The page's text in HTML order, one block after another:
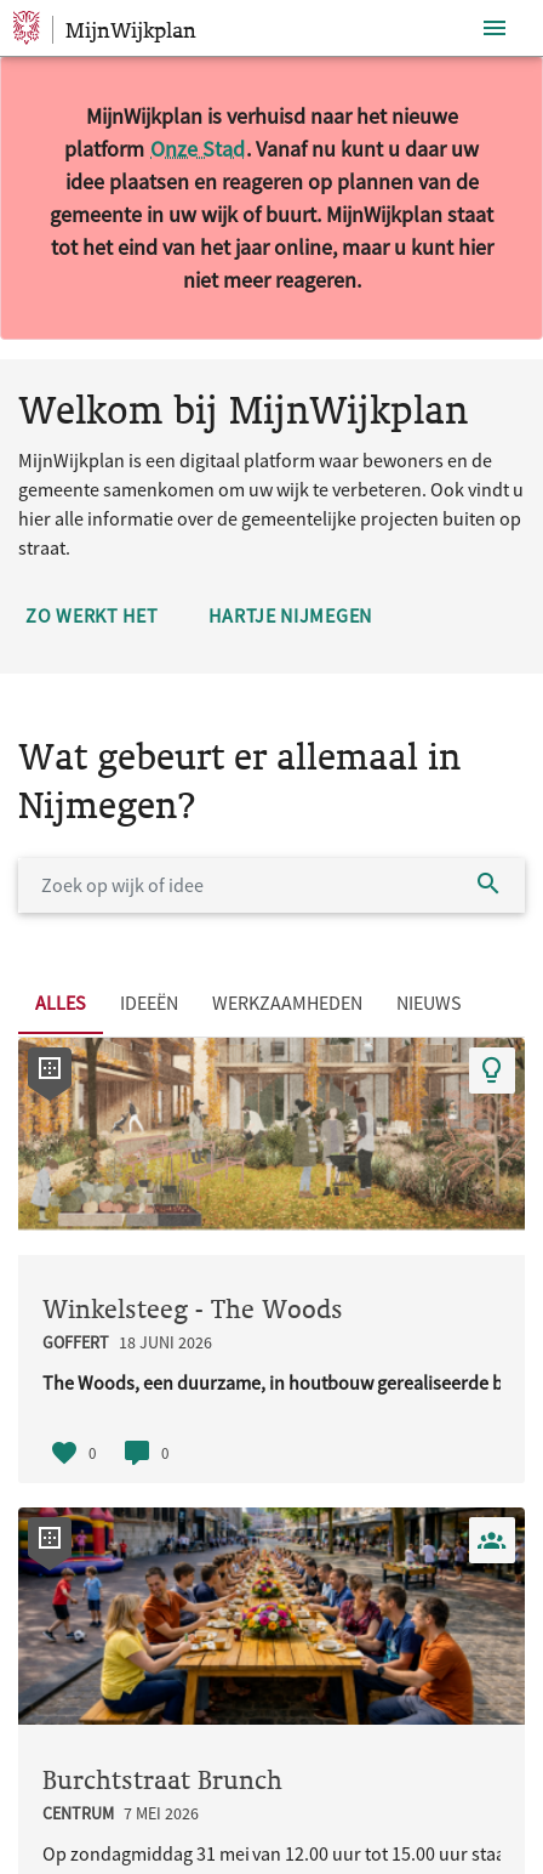
Sla navigatie over
MijnWijkplan
MijnWijkplan is verhuisd naar het nieuwe
platform Onze Stad. Vanaf nu kunt u daar uw
idee plaatsen en reageren op plannen van de
gemeente in uw wijk of buurt. MijnWijkplan staat
tot het eind van het jaar online, maar u kunt hier
niet meer reageren.
Welkom bij MijnWijkplan
MijnWijkplan is een digitaal platform waar bewoners en de
gemeente samenkomen om uw wijk te verbeteren. Ook vindt u
hier alle informatie over de gemeentelijke projecten buiten op
straat.
ZO WERKT HET HARTJE NIJMEGEN
Wat gebeurt er allemaal in
Nijmegen?
ALLES IDEEËN WERKZAAMHEDEN NIEUWS
Winkelsteeg - The Woods
GOFFERT 18 JUNI 2026
The Woods, een duurzame, in houtbouw gerealiseerde buurt
0 0
Burchtstraat Brunch
CENTRUM 7 MEI 2026
Op zondagmiddag 31 mei van 12.00 uur tot 15.00 uur staat in